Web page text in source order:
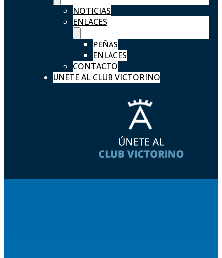
NOTICIAS
ENLACES
PEÑAS
ENLACES
CONTACTO
UNETE AL CLUB VICTORINO